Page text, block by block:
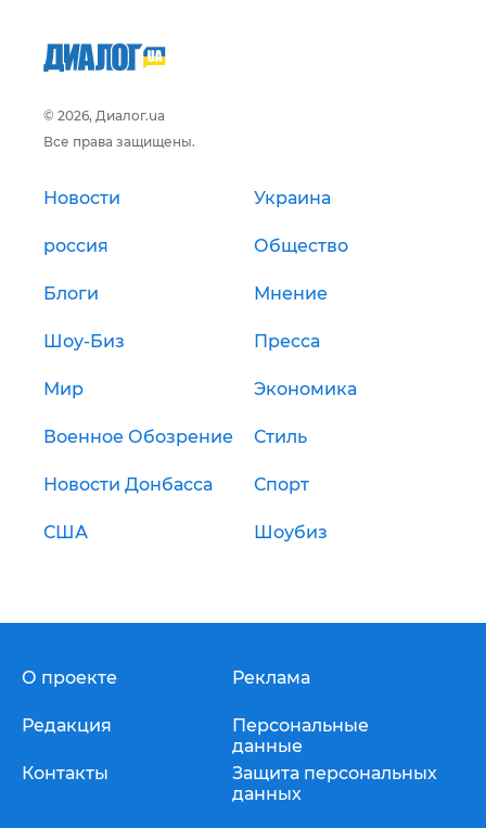
© 2026, Диалог.ua
Все права защищены.
Новости Украина
россия Общество
Блоги Мнение
Шоу-Биз Пресса
Мир Экономика
Военное Обозрение Стиль
Новости Донбасса Спорт
США Шоубиз
О проекте
Редакция
Контакты
Реклама
Персональные
данные
Защита персональных
данных